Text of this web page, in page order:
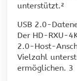
unterstützt.²
USB 2.0-
Der HD-RXU-
2.0-Host-
Vielzahl
ermöglichen. 3